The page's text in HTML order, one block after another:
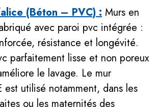
(Béton – PVC) : Murs en
avec paroi pvc intégrée :
résistance et longévité.
parfaitement lisse et non poreux
le lavage. Le mur
est utilisé notamment, dans les
ou les maternités des